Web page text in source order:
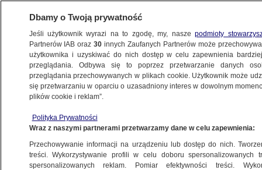
POLSKA
12.01.2008, 08:32Aktualizacja:12.01.2008, 10:00
Udostępnij
Dbamy o Twoją prywatność
Jeśli użytkownik wyrazi na to zgodę, my, naszepodmioty
Partnerów IAB oraz30 innych Zaufanych Partnerów może
użytkownika i uzyskiwać do nich dostęp w celu zapewnienia
przeglądania. Odbywa się to poprzez przetwarzanie danych
przeglądania przechowywanych w plikach cookie. Użytkownik może
się przetwarzaniu w oparciu o uzasadniony interes w dowolnym
plików cookie i reklam”.
Polityka Prywatności
Wraz z naszymi partnerami przetwarzamy dane w celu zapewnienia:
Przechowywanie informacji na urządzeniu lub dostęp do nich.
treści. Wykorzystywanie profili w celu doboru spersonalizowanych
spersonalizowanych reklam. Pomiar efektywności treści.